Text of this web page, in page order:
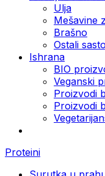
Ulja
Mešavine
Brašno
Ostali
Ishrana
BIO
Veganski
Proizvodi
Proizvodi
Proteini